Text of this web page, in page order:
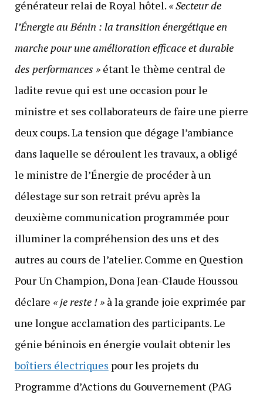
générateur relai de Royal hôtel. « Secteur de
l’Énergie au Bénin : la transition énergétique en
marche pour une amélioration efficace et durable
des performances » étant le thème central de
ladite revue qui est une occasion pour le
ministre et ses collaborateurs de faire une pierre
deux coups. La tension que dégage l’ambiance
dans laquelle se déroulent les travaux, a obligé
le ministre de l’Énergie de procéder à un
délestage sur son retrait prévu après la
deuxième communication programmée pour
illuminer la compréhension des uns et des
autres au cours de l’atelier. Comme en Question
Pour Un Champion, Dona Jean-Claude Houssou
déclare « je reste ! »à la grande joie exprimée par
une longue acclamation des participants. Le
génie béninois en énergie voulait obtenir les
boîtiers électriques pour les projets du
Programme d’Actions du Gouvernement (PAG